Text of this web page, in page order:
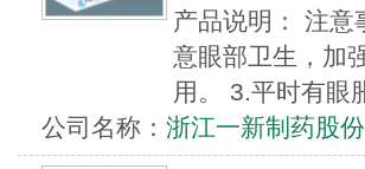
产品说明： 注意
意眼部卫生，加
用。 3.平时有眼
公司名称： 浙江一新制药股